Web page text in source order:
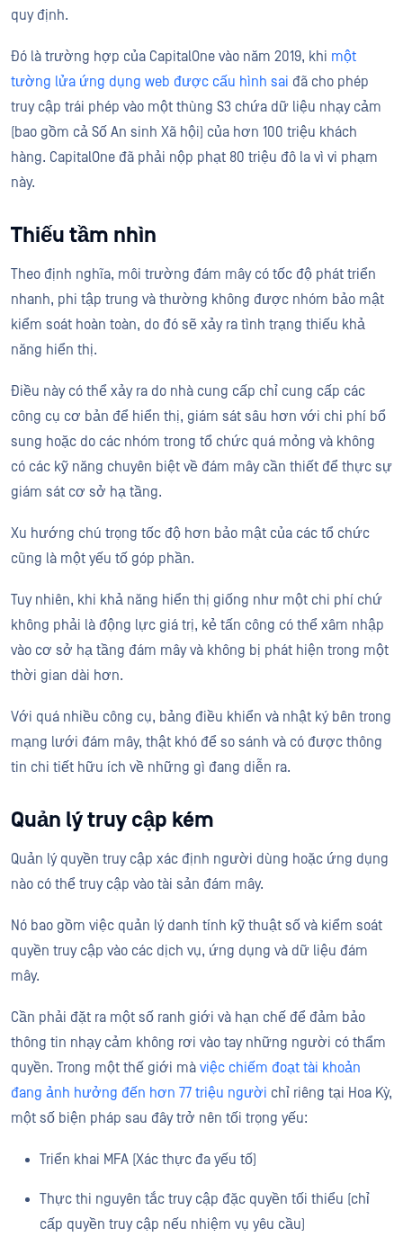
quy định.
Đó là trường hợp của CapitalOne vào năm 2019, khi một
tường lửa ứng dụng web được cấu hình sai đã cho phép
truy cập trái phép vào một thùng S3 chứa dữ liệu nhạy cảm
(bao gồm cả Số An sinh Xã hội) của hơn 100 triệu khách
hàng. CapitalOne đã phải nộp phạt 80 triệu đô la vì vi phạm
này.
Thiếu tầm nhìn
Theo định nghĩa, môi trường đám mây có tốc độ phát triển
nhanh, phi tập trung và thường không được nhóm bảo mật
kiểm soát hoàn toàn, do đó sẽ xảy ra tình trạng thiếu khả
năng hiển thị.
Điều này có thể xảy ra do nhà cung cấp chỉ cung cấp các
công cụ cơ bản để hiển thị, giám sát sâu hơn với chi phí bổ
sung hoặc do các nhóm trong tổ chức quá mỏng và không
có các kỹ năng chuyên biệt về đám mây cần thiết để thực sự
giám sát cơ sở hạ tầng.
Xu hướng chú trọng tốc độ hơn bảo mật của các tổ chức
cũng là một yếu tố góp phần.
Tuy nhiên, khi khả năng hiển thị giống như một chi phí chứ
không phải là động lực giá trị, kẻ tấn công có thể xâm nhập
vào cơ sở hạ tầng đám mây và không bị phát hiện trong một
thời gian dài hơn.
Với quá nhiều công cụ, bảng điều khiển và nhật ký bên trong
mạng lưới đám mây, thật khó để so sánh và có được thông
tin chi tiết hữu ích về những gì đang diễn ra.
Quản lý truy cập kém
Quản lý quyền truy cập xác định người dùng hoặc ứng dụng
nào có thể truy cập vào tài sản đám mây.
Nó bao gồm việc quản lý danh tính kỹ thuật số và kiểm soát
quyền truy cập vào các dịch vụ, ứng dụng và dữ liệu đám
mây.
Cần phải đặt ra một số ranh giới và hạn chế để đảm bảo
thông tin nhạy cảm không rơi vào tay những người có thẩm
quyền. Trong một thế giới mà việc chiếm đoạt tài khoản
đang ảnh hưởng đến hơn 77 triệu người chỉ riêng tại Hoa Kỳ,
một số biện pháp sau đây trở nên tối trọng yếu:
Triển khai MFA (Xác thực đa yếu tố)
Thực thi nguyên tắc truy cập đặc quyền tối thiểu (chỉ
cấp quyền truy cập nếu nhiệm vụ yêu cầu)